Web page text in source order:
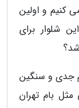
کنیم و اولین
شلوار برای
جدی و سنگین
بام تهران